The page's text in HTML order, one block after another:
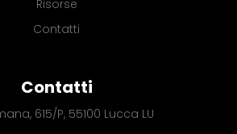
Risorse
Contatti
Contatti
615/P, 55100 Lucca LU